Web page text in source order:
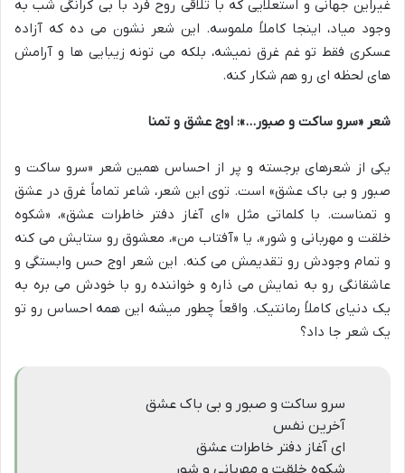
غیراین جهانی و استعلایی که با تلاقی روح فرد با بی کرانگی شب به
وجود میاد، اینجا کاملاً ملموسه. این شعر نشون می ده که آزاده
عسکری فقط تو غم غرق نمیشه، بلکه می تونه زیبایی ها و آرامش
های لحظه ای رو هم شکار کنه.
شعر «سرو ساکت و صبور…»: اوج عشق و تمنا
یکی از شعرهای برجسته و پر از احساس همین شعر «سرو ساکت و
صبور و بی باک عشق» است. توی این شعر، شاعر تماماً غرق در عشق
و تمناست. با کلماتی مثل «ای آغاز دفتر خاطرات عشق»، «شکوه
خلقت و مهربانی و شور»، یا «آفتاب من»، معشوق رو ستایش می کنه
و تمام وجودش رو تقدیمش می کنه. این شعر اوج حس وابستگی و
عاشقانگی رو به نمایش می ذاره و خواننده رو با خودش می بره به
یک دنیای کاملاً رمانتیک. واقعاً چطور میشه این همه احساس رو تو
یک شعر جا داد؟
سرو ساکت و صبور و بی باک عشق
آخرین نفس
ای آغاز دفتر خاطرات عشق